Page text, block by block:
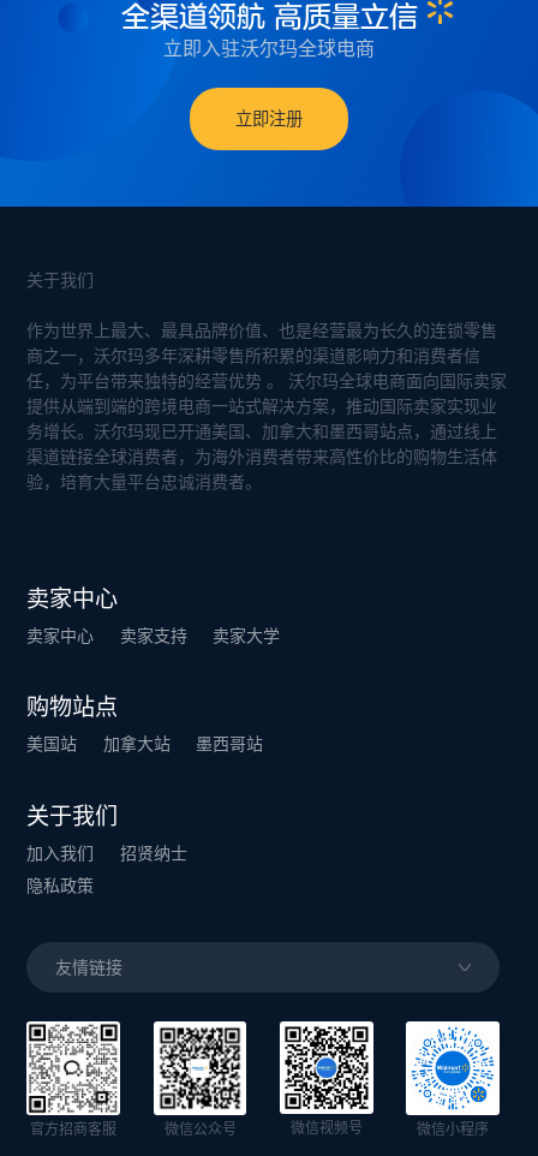
全渠道领航 高质量立信
立即入驻沃尔玛全球电商
立即注册
关于我们
作为世界上最大、最具品牌价值、也是经营最为长久的连锁零售
商之一，沃尔玛多年深耕零售所积累的渠道影响力和消费者信
任，为平台带来独特的经营优势 。 沃尔玛全球电商面向国际卖家
提供从端到端的跨境电商一站式解决方案，推动国际卖家实现业
务增长。沃尔玛现已开通美国、加拿大和墨西哥站点，通过线上
渠道链接全球消费者，为海外消费者带来高性价比的购物生活体
验，培育大量平台忠诚消费者。
卖家中心
卖家中心 卖家支持 卖家大学
购物站点
美国站 加拿大站 墨西哥站
关于我们
加入我们
招贤纳士
隐私政策
友情链接
官方招商客服 微信公众号 微信视频号 微信小程序